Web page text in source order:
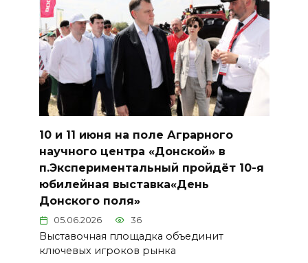
10 и 11 июня на поле Аграрного
научного центра «Донской» в
п.Экспериментальный пройдёт 10-я
юбилейная выставка«День
Донского поля»
05.06.2026 36
Выставочная площадка объединит
ключевых игроков рынка